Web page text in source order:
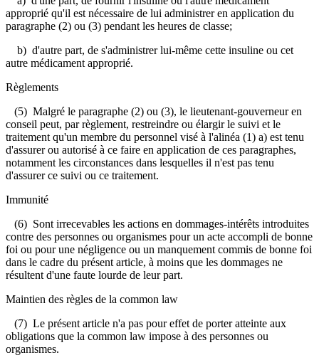
approprié qu'il est nécessaire de lui administrer en application du
paragraphe (2) ou (3) pendant les heures de classe;
b) d'autre part, de s'administrer lui-même cette insuline ou cet
autre médicament approprié.
Règlements
(5) Malgré le paragraphe (2) ou (3), le lieutenant-gouverneur en
conseil peut, par règlement, restreindre ou élargir le suivi et le
traitement qu'un membre du personnel visé à l'alinéa (1) a) est tenu
d'assurer ou autorisé à ce faire en application de ces paragraphes,
notamment les circonstances dans lesquelles il n'est pas tenu
d'assurer ce suivi ou ce traitement.
Immunité
(6) Sont irrecevables les actions en dommages-intérêts introduites
contre des personnes ou organismes pour un acte accompli de bonne
foi ou pour une négligence ou un manquement commis de bonne foi
dans le cadre du présent article, à moins que les dommages ne
résultent d'une faute lourde de leur part.
Maintien des règles de la common law
(7) Le présent article n'a pas pour effet de porter atteinte aux
obligations que la common law impose à des personnes ou
organismes.